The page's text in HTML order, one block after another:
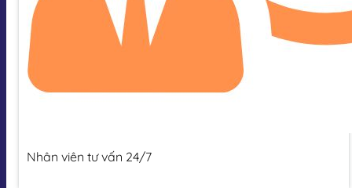
Nhân viên tư vấn 24/7